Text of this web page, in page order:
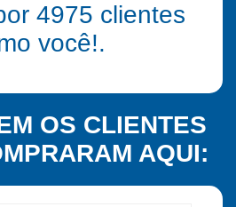
4975 clientes
você!.
OS CLIENTES
AQUI: